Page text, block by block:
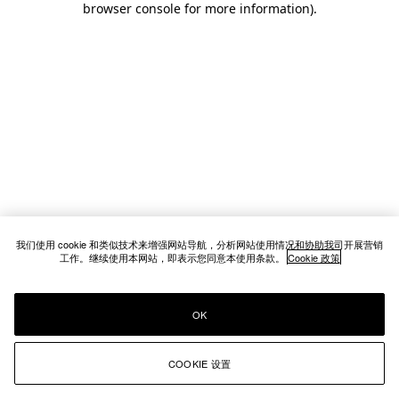
browser console for more information).
我们使用 cookie 和类似技术来增强网站导航，分析网站使用情况和协助我司开展营销
工作。继续使用本网站，即表示您同意本使用条款。 Cookie 政策
COOKIE 设置
OK